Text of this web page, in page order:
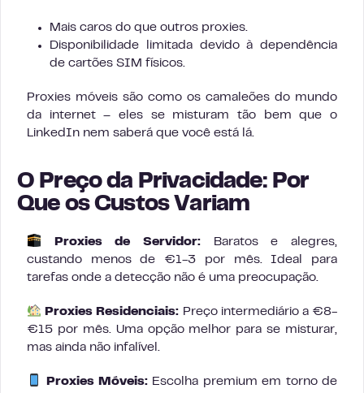
Mais caros do que outros proxies.
Disponibilidade limitada devido à dependência
de cartões SIM físicos.
Proxies móveis são como os camaleões do mundo
da internet – eles se misturam tão bem que o
LinkedIn nem saberá que você está lá.
O Preço da Privacidade: Por
Que os Custos Variam
Proxies de Servidor: Baratos e alegres,
custando menos de €1-3 por mês. Ideal para
tarefas onde a detecção não é uma preocupação.
Proxies Residenciais: Preço intermediário a €8-
€15 por mês. Uma opção melhor para se misturar,
mas ainda não infalível.
Proxies Móveis: Escolha premium em torno de